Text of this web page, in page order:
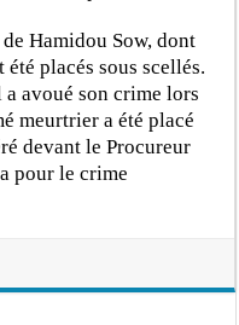
Hamidou Sow, dont
été placés sous scellés.
avoué son crime lors
meurtrier a été placé
devant le Procureur
pour le crime